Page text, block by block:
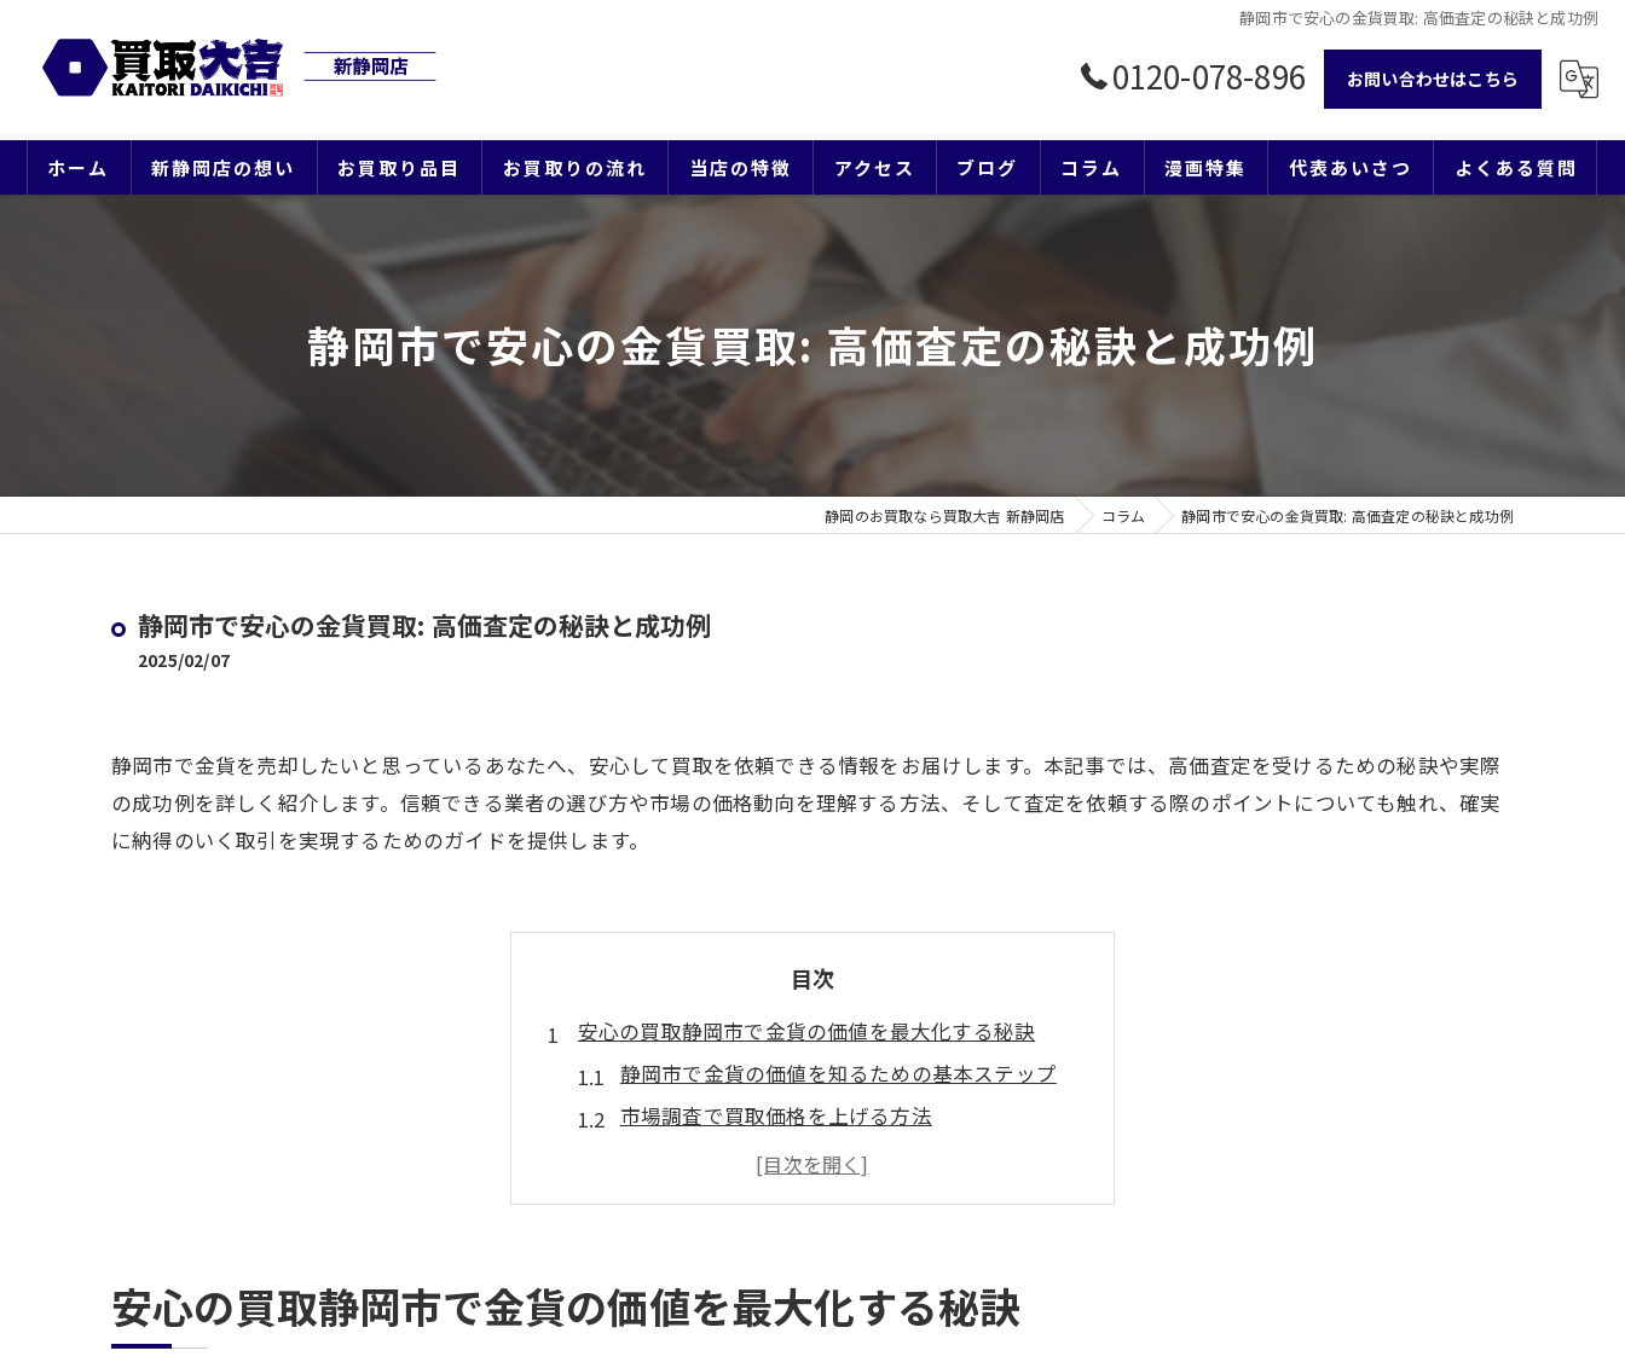
静岡市で安心の金貨買取: 高価査定の秘訣と成功例
0120-078-896 お問い合わせはこちら
ホーム 新静岡店の想い お買取り品目 お買取りの流れ 当店の特徴
ブランド
ジュエリー
時計
アクセス ブログ コラム 漫画特集 代表あいさつ よくある質問
静岡市で安心の金貨買取: 高価査定の秘訣と成功例
静岡のお買取なら買取大吉 新静岡店 コラム 静岡市で安心の金貨買取: 高価査定の秘訣と成功例
静岡市で安心の金貨買取: 高価査定の秘訣と成功例
2025/02/07
静岡市で金貨を売却したいと思っているあなたへ、安心して買取を依頼できる情報をお届けします。本記事では、高価査定を受けるための秘訣や実際
の成功例を詳しく紹介します。信頼できる業者の選び方や市場の価格動向を理解する方法、そして査定を依頼する際のポイントについても触れ、確実
に納得のいく取引を実現するためのガイドを提供します。
目次
安心の買取静岡市で金貨の価値を最大化する秘訣
静岡市で金貨の価値を知るための基本ステップ
市場調査で買取価格を上げる方法
金貨の状態が買取価格に与える影響
正しい業者選びが価格に与える重要性
高価買取を実現するための交渉術
金貨買取で成功するための信頼できる業者の選び方
安心の買取静岡市で金貨の価値を最大化する秘訣